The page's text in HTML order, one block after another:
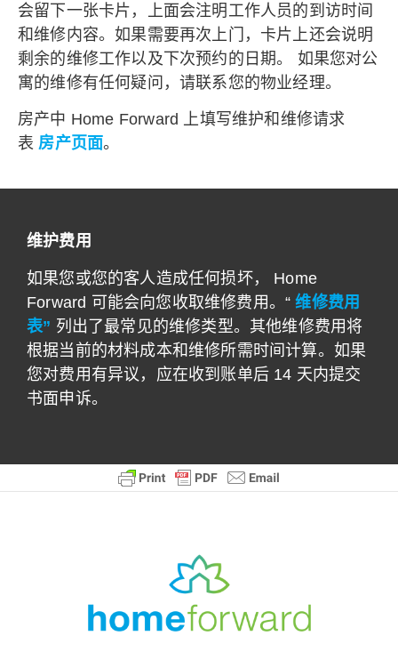
会留下一张卡片，上面会注明工作人员的到访时间
和维修内容。如果需要再次上门，卡片上还会说明
剩余的维修工作以及下次预约的日期。 如果您对公
寓的维修有任何疑问，请联系您的物业经理。
房产中 Home Forward 上填写维护和维修请求
表 房产页面。
维护费用
如果您或您的客人造成任何损坏， Home
Forward 可能会向您收取维修费用。“维修费用
表” 列出了最常见的维修类型。其他维修费用将
根据当前的材料成本和维修所需时间计算。如果
您对费用有异议，应在收到账单后 14 天内提交
书面申诉。